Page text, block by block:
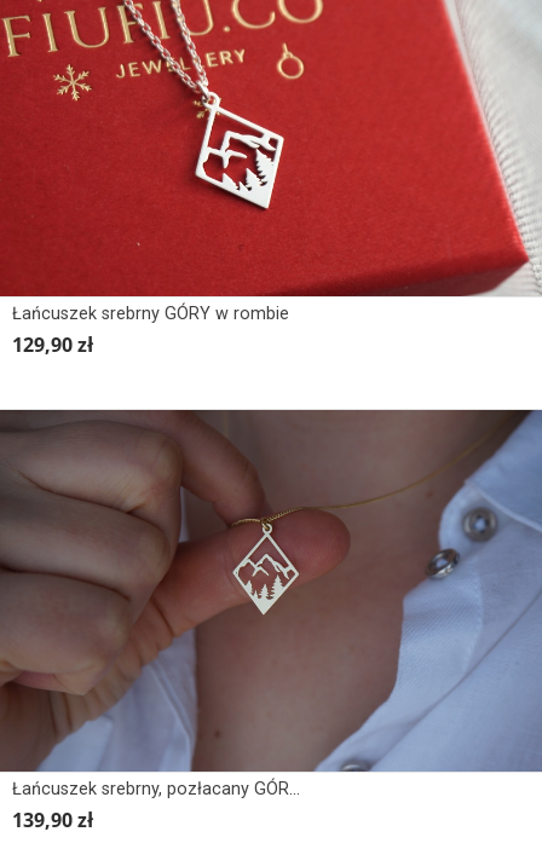
Łańcuszek srebrny GÓRY w rombie
129,90 zł
Łańcuszek srebrny, pozłacany GÓRY w rombie
139,90 zł